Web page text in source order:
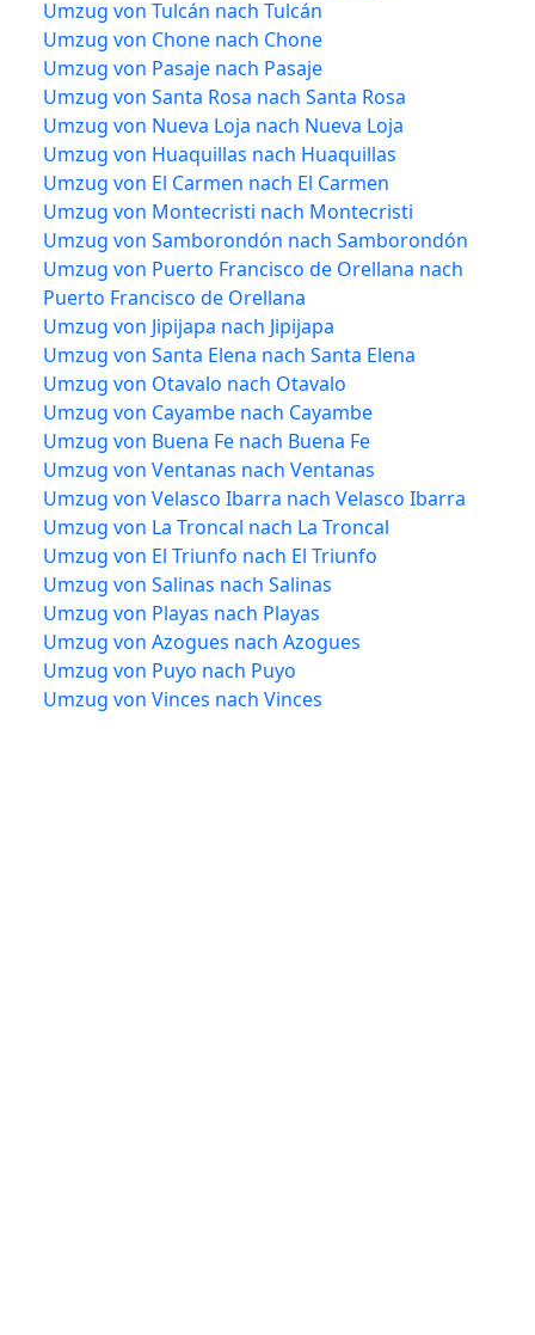
Umzug von Tulcán nach Tulcán
Umzug von Chone nach Chone
Umzug von Pasaje nach Pasaje
Umzug von Santa Rosa nach Santa Rosa
Umzug von Nueva Loja nach Nueva Loja
Umzug von Huaquillas nach Huaquillas
Umzug von El Carmen nach El Carmen
Umzug von Montecristi nach Montecristi
Umzug von Samborondón nach Samborondón
Umzug von Puerto Francisco de Orellana nach
Puerto Francisco de Orellana
Umzug von Jipijapa nach Jipijapa
Umzug von Santa Elena nach Santa Elena
Umzug von Otavalo nach Otavalo
Umzug von Cayambe nach Cayambe
Umzug von Buena Fe nach Buena Fe
Umzug von Ventanas nach Ventanas
Umzug von Velasco Ibarra nach Velasco Ibarra
Umzug von La Troncal nach La Troncal
Umzug von El Triunfo nach El Triunfo
Umzug von Salinas nach Salinas
Umzug von Playas nach Playas
Umzug von Azogues nach Azogues
Umzug von Puyo nach Puyo
Umzug von Vinces nach Vinces